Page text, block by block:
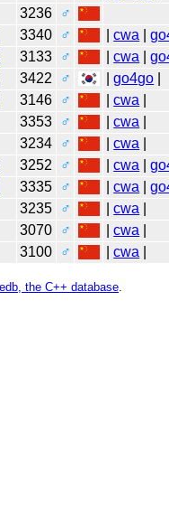
3236
♂
3340 ♂ |cwa |
3133 ♂ |cwa |
3422 ♂ |go4go
3146 ♂ |cwa
3353 ♂ |cwa
3234 ♂ |cwa
3252 ♂ |cwa |
3335 ♂ |cwa |
3235 ♂ |cwa
3070 ♂ |cwa
3100 ♂ |cwa
the C++ database